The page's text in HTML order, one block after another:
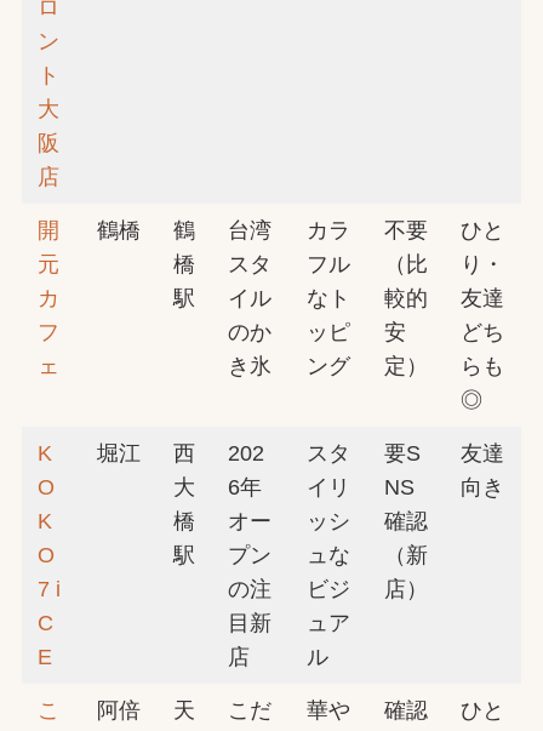
ロ
ン
ト
大
阪
店
開
元
カ
フ
ェ
鶴橋
鶴
橋
駅
台湾
スタ
イル
のか
き氷
カラ
フル
なト
ッピ
ング
不要
（比
較的
安
定）
ひと
り・
友達
どち
らも
◎
K
O
K
O
7 i
C
E
堀江
西
大
橋
駅
202
6年
オー
プン
の注
目新
店
スタ
イリ
ッシ
ュな
ビジ
ュア
ル
要S
NS
確認
（新
店）
友達
向き
こ
阿倍
天
こだ
華や
確認
ひと